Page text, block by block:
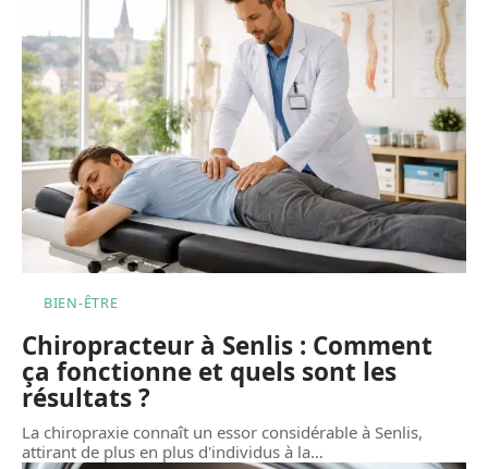
BIEN-ÊTRE
Chiropracteur à Senlis : Comment
ça fonctionne et quels sont les
résultats ?
La chiropraxie connaît un essor considérable à Senlis,
attirant de plus en plus d'individus à la…